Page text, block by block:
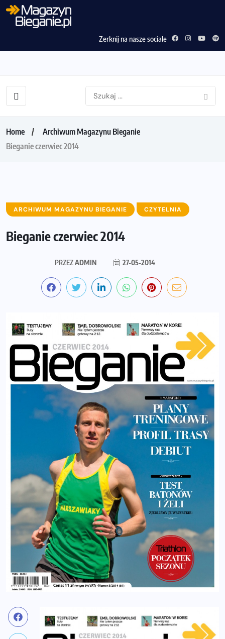
Zerknij na nasze sociale
Home
Archiwum Magazynu Bieganie
Bieganie czerwiec 2014
ARCHIWUM MAGAZYNU BIEGANIE CZYTELNIA
Bieganie czerwiec 2014
PRZEZADMIN 27-05-2014